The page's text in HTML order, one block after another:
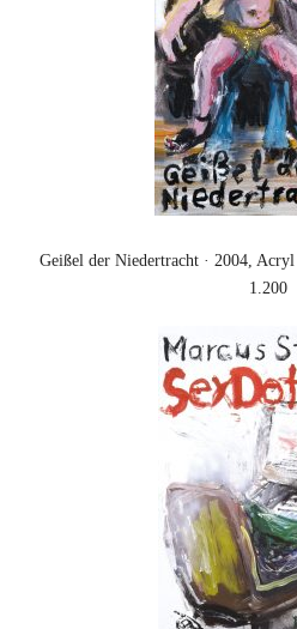
Geißel der Niedertracht · 2004,
1.200